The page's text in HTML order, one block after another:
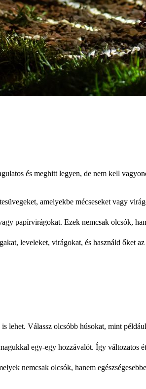
és meghitt legyen, de nem kell
amelyekbe mécseseket vagy
papírvirágokat. Ezek nemcsak olcsók,
leveleket, virágokat, és használd őket
lehet. Válassz olcsóbb húsokat, mint
egy-egy hozzávalót. Így változatos
nemcsak olcsók, hanem